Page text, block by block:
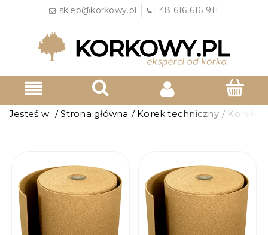
sklep@korkowy.pl +48 616 616 911
Jesteś w / Strona główna / Korek techniczny / Korek